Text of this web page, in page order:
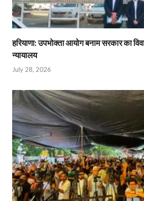
हरियाणा: उपभोक्ता आयोग बनाम सरकार का
न्यायालय
July 28, 2026